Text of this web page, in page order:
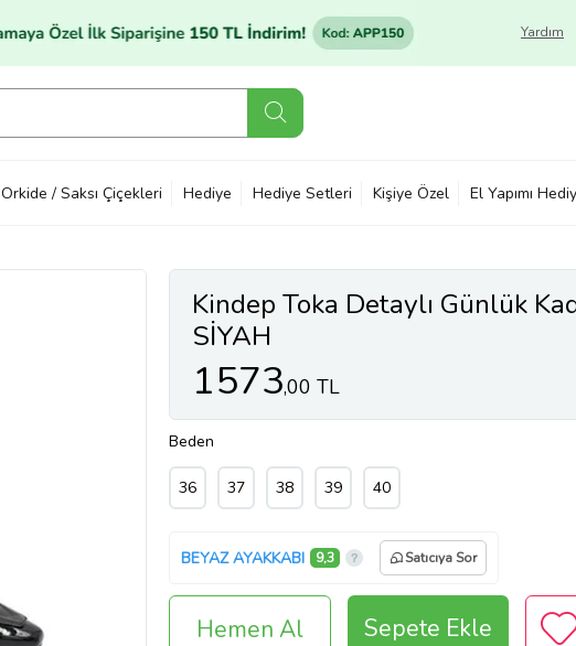
Yardım
Orkide / Saksı Çiçekleri Hediye Hediye Setleri Kişiye Özel El Yapımı
Kindep Toka Detaylı Günlük
SİYAH
1573,00 TL
Beden
36 37 38 39 40
BEYAZ AYAKKABI 9,3 Satıcıya Sor
Hemen Al Sepete Ekle